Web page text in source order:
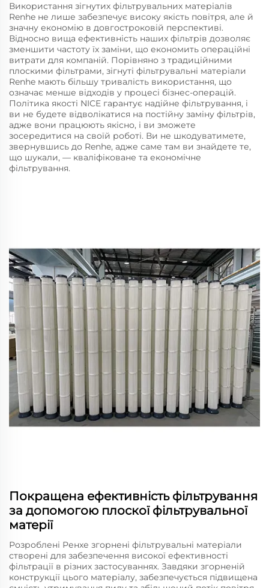
Використання зігнутих фільтрувальних матеріалів
Renhe не лише забезпечує високу якість повітря, але й
значну економію в довгостроковій перспективі.
Відносно вища ефективність наших фільтрів дозволяє
зменшити частоту їх заміни, що економить операційні
витрати для компаній. Порівняно з традиційними
плоскими фільтрами, зігнуті фільтрувальні матеріали
Renhe мають більшу тривалість використання, що
означає менше відходів у процесі бізнес-операцій.
Політика якості NICE гарантує надійне фільтрування, і
ви не будете відволікатися на постійну заміну фільтрів,
адже вони працюють якісно, і ви зможете
зосередитися на своїй роботі. Ви не шкодуватимете,
звернувшись до Renhe, адже саме там ви знайдете те,
що шукали, — кваліфіковане та економічне
фільтрування.
Покращена ефективність фільтрування
за допомогою плоскої фільтрувальної
матерії
Розроблені Ренхе згорнені фільтрувальні матеріали
створені для забезпечення високої ефективності
фільтрації в різних застосуваннях. Завдяки згорненій
конструкції цього матеріалу, забезпечується підвищена